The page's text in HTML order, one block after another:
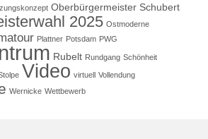
Oberbürgermeister Schubert
2025 Ostmoderne
Plattner Potsdam PWG
Rubelt Rundgang Schönheit
Video virtuell Vollendung
Wernicke Wettbewerb